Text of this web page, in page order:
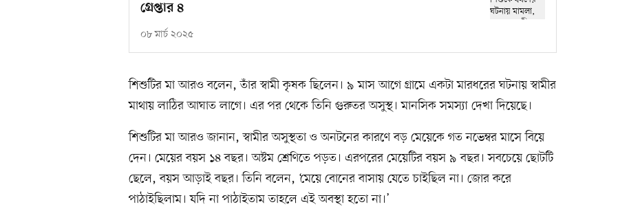
গ্রেপ্তার ৪
০৮ মার্চ ২০২৫
শিশুটির মা আরও বলেন, তাঁর স্বামী কৃষক ছিলেন। ৯ মাস আগে গ্রামে একটা মারধরের ঘটনায় স্বামীর
মাথায় লাঠির আঘাত লাগে। এর পর থেকে তিনি গুরুতর অসুস্থ। মানসিক সমস্যা দেখা দিয়েছে।
শিশুটির মা আরও জানান, স্বামীর অসুস্থতা ও অনটনের কারণে বড় মেয়েকে গত নভেম্বর মাসে বিয়ে
দেন। মেয়ের বয়স ১৪ বছর। অষ্টম শ্রেণিতে পড়ত। এরপরের মেয়েটির বয়স ৯ বছর। সবচেয়ে ছোটটি
ছেলে, বয়স আড়াই বছর। তিনি বলেন, ‘মেয়ে বোনের বাসায় যেতে চাইছিল না। জোর করে
পাঠাইছিলাম। যদি না পাঠাইতাম তাহলে এই অবস্থা হতো না।’